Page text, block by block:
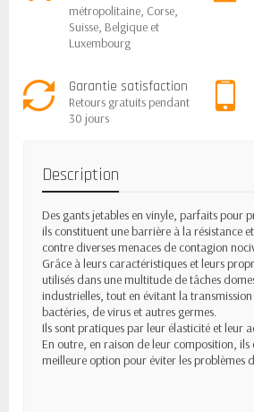
métropolitaine, Corse,
Suisse, Belgique et
Luxembourg
Garantie satisfaction
Retours gratuits pendant
30 jours
Description
Des gants jetables en vinyle, parfaits pour
ils constituent une barrière à la résistance
contre diverses menaces de contagion
Grâce à leurs caractéristiques et leurs
utilisés dans une multitude de tâches
industrielles, tout en évitant la
bactéries, de virus et autres germes.
Ils sont pratiques par leur élasticité et leur
En outre, en raison de leur composition, ils
meilleure option pour éviter les problèmes